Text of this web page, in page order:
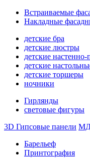
Встраиваемые
Накладные
детские бра
детские люстры
детские
детские
детские торшеры
ночники
Гирлянды
световые фигуры
3D Гипсовые панели
Барельеф
Принтография